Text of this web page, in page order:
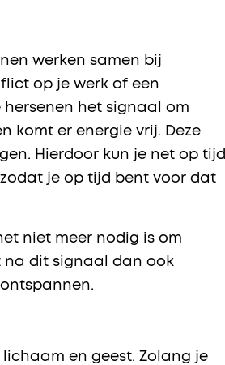
werken samen bij
op je werk of een
het signaal om
komt er energie vrij. Deze
Hierdoor kun je net op tijd
je op tijd bent voor dat
niet meer nodig is om
na dit signaal dan ook
en geest. Zolang je